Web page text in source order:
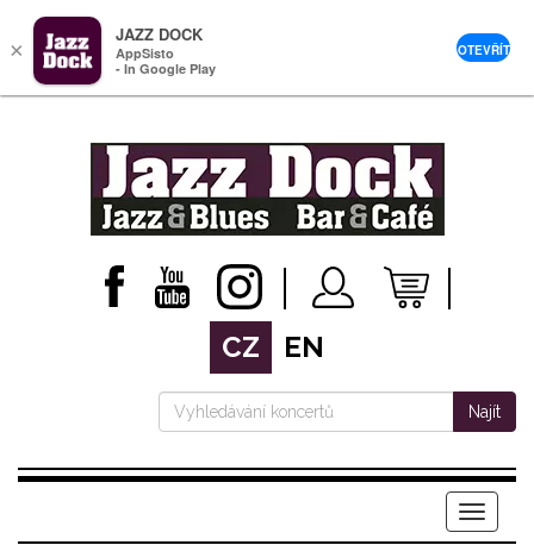
CZ EN
Najít
Menu
×
JAZZ DOCK
AppSisto
- In Google Play
OTEVŘÍT